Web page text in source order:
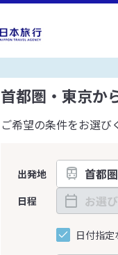
首都圏・東京か
ご希望の条件をお選び
出発地
日程
日付指定